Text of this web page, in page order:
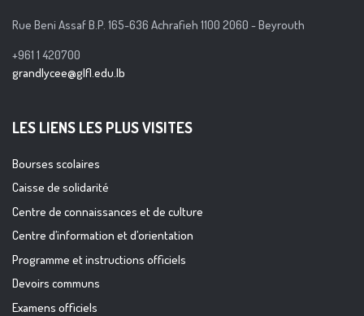
Rue Beni Assaf B.P. 165-636 Achrafieh 1100 2060 - Beyrouth
+961 1 420700
grandlycee@glfl.edu.lb
LES LIENS LES PLUS VISITES
Bourses scolaires
Caisse de solidarité
Centre de connaissances et de culture
Centre d’information et d’orientation
Programme et instructions officiels
Devoirs communs
Examens officiels